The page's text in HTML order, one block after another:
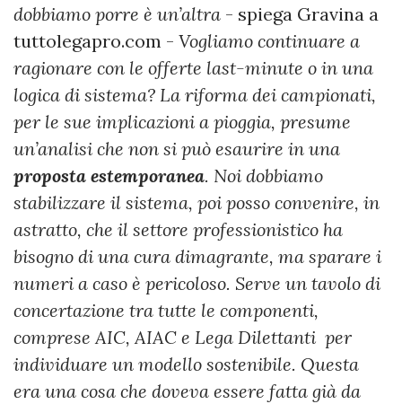
dobbiamo porre è un’altra - spiega Gravina a
tuttolegapro.com - Vogliamo continuare a
ragionare con le offerte last-minute o in una
logica di sistema? La riforma dei campionati,
per le sue implicazioni a pioggia, presume
un’analisi che non si può esaurire in una
proposta estemporanea. Noi dobbiamo
stabilizzare il sistema, poi posso convenire, in
astratto, che il settore professionistico ha
bisogno di una cura dimagrante, ma sparare i
numeri a caso è pericoloso. Serve un tavolo di
concertazione tra tutte le componenti,
comprese AIC, AIAC e Lega Dilettanti per
individuare un modello sostenibile. Questa
era una cosa che doveva essere fatta già da